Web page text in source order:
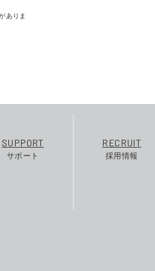
ありま
SUPPORT
サポート
RECRUIT
採用情報